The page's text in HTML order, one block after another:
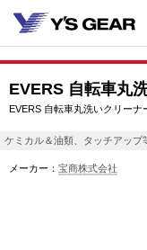
EVERS 自転車丸
EVERS 自転車丸洗いクリーナ
ケミカル＆油類、タッチアップ
メーカー： 宝商株式会社